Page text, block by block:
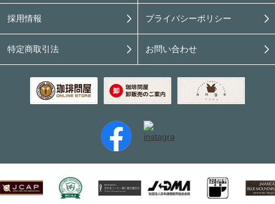
採用情報 プライバシーポリシー
特定商取引法 お問い合わせ